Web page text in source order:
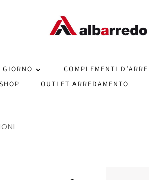
COMPLEMENTI
OUTLET ARREDAMENTO